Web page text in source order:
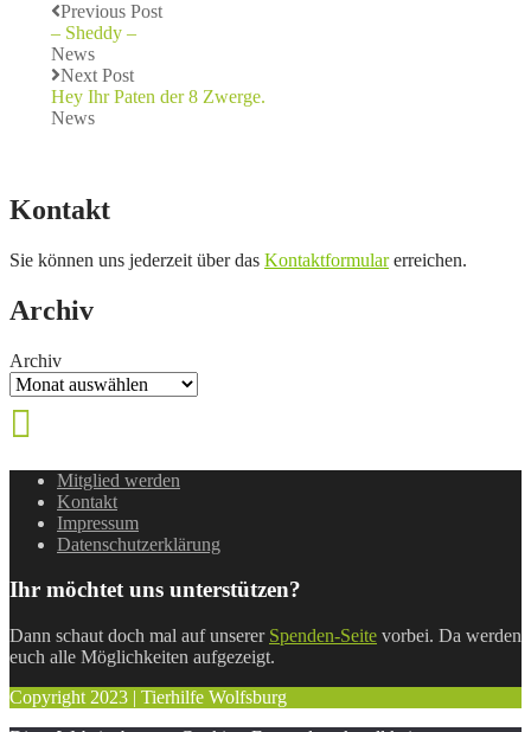
Previous Post
– Sheddy –
News
Next Post
Hey Ihr Paten der 8 Zwerge.
News
Kontakt
Sie können uns jederzeit über das Kontaktformularerreichen.
Archiv
Archiv
Mitglied werden
Kontakt
Impressum
Datenschutzerklärung
Ihr möchtet uns unterstützen?
Dann schaut doch mal auf unserer Spenden-Seite vorbei. Da werden
euch alle Möglichkeiten aufgezeigt.
Copyright 2023 | Tierhilfe Wolfsburg